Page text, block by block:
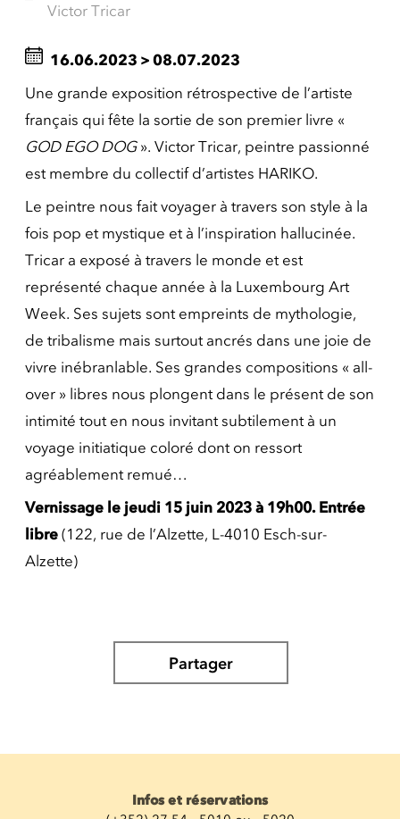
Victor Tricar
16.06.2023 > 08.07.2023
Une grande exposition rétrospective de l’artiste
français qui fête la sortie de son premier livre «
GOD EGO DOG». Victor Tricar, peintre passionné
est membre du collectif d’artistes HARIKO.
Le peintre nous fait voyager à travers son style à la
fois pop et mystique et à l’inspiration hallucinée.
Tricar a exposé à travers le monde et est
représenté chaque année à la Luxembourg Art
Week. Ses sujets sont empreints de mythologie,
de tribalisme mais surtout ancrés dans une joie de
vivre inébranlable. Ses grandes compositions « all-
over » libres nous plongent dans le présent de son
intimité tout en nous invitant subtilement à un
voyage initiatique coloré dont on ressort
agréablement remué…
Vernissage le jeudi 15 juin 2023 à 19h00. Entrée
libre (122, rue de l’Alzette, L-4010 Esch-sur-
Alzette)
Partager
Infos et réservations